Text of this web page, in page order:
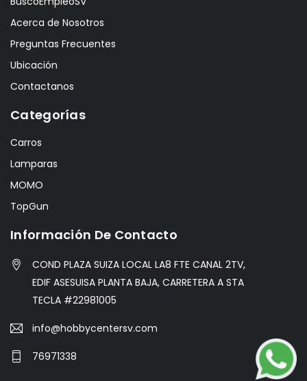
Acerca de Nosotros
Preguntas Frecuentes
Ubicación
Contactanos
Categorías
Carros
Lamparas
MOMO
TopGun
Información De Contacto
COND PLAZA SUIZA LOCAL LA8 FTE CANAL 2TV,
EDIF ASESUISA PLANTA BAJA, CARRETERA A STA
TECLA #22981005
info@hobbycentersv.com
76971338